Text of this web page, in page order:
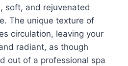
soft, and rejuvenated
The unique texture of
circulation, leaving your
radiant, as though
out of a professional spa